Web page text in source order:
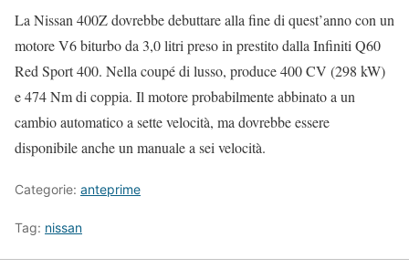
La Nissan 400Z dovrebbe debuttare alla fine di quest’anno con un
motore V6 biturbo da 3,0 litri preso in prestito dalla Infiniti Q60
Red Sport 400. Nella coupé di lusso, produce 400 CV (298 kW)
e 474 Nm di coppia. Il motore probabilmente abbinato a un
cambio automatico a sette velocità, ma dovrebbe essere
disponibile anche un manuale a sei velocità.
Categorie: anteprime
Tag: nissan